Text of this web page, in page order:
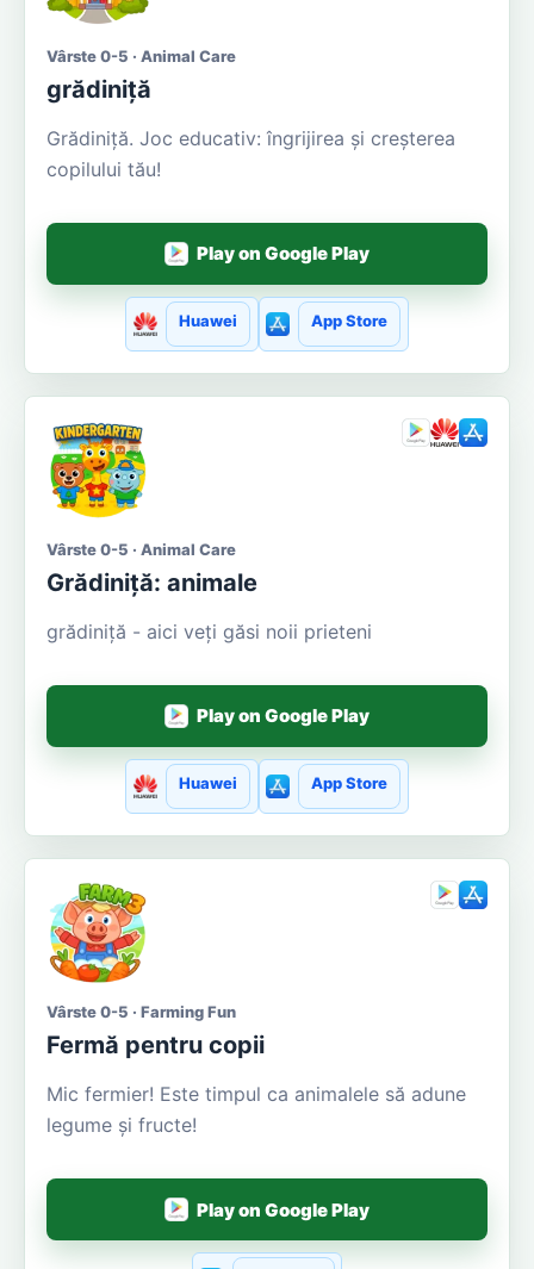
Vârste 0-5 · Animal Care
grădiniță
Grădiniţă. Joc educativ: îngrijirea și creșterea
copilului tău!
Play on Google Play
Huawei App Store
Vârste 0-5 · Animal Care
Grădiniță: animale
grădiniță - aici veți găsi noii prieteni
Play on Google Play
Huawei App Store
Vârste 0-5 · Farming Fun
Fermă pentru copii
Mic fermier! Este timpul ca animalele să adune
legume și fructe!
Play on Google Play